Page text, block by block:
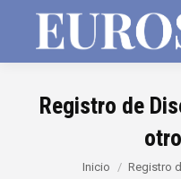
Registro de
Estás aquí:
Inicio Registro